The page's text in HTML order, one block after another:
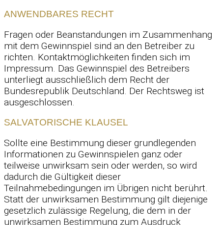
ANWENDBARES RECHT
Fragen oder Beanstandungen im Zusammenhang
mit dem Gewinnspiel sind an den Betreiber zu
richten. Kontaktmöglichkeiten finden sich im
Impressum. Das Gewinnspiel des Betreibers
unterliegt ausschließlich dem Recht der
Bundesrepublik Deutschland. Der Rechtsweg ist
ausgeschlossen.
SALVATORISCHE KLAUSEL
Sollte eine Bestimmung dieser grundlegenden
Informationen zu Gewinnspielen ganz oder
teilweise unwirksam sein oder werden, so wird
dadurch die Gültigkeit dieser
Teilnahmebedingungen im Übrigen nicht berührt.
Statt der unwirksamen Bestimmung gilt diejenige
gesetzlich zulässige Regelung, die dem in der
unwirksamen Bestimmung zum Ausdruck